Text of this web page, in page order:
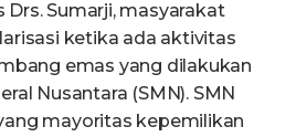
Sumarji, masyarakat
ketika ada aktivitas
emas yang dilakukan
Nusantara (SMN). SMN
mayoritas kepemilikan